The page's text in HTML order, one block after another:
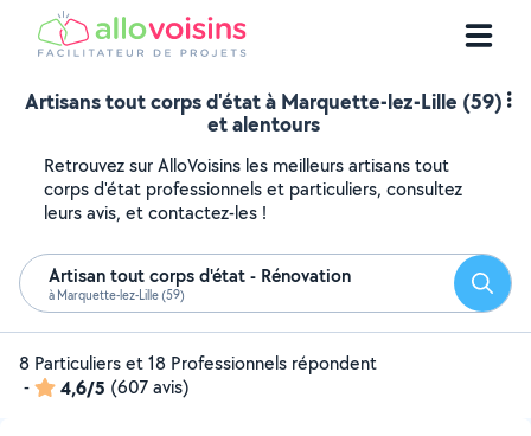
Artisans tout corps d'état à Marquette-lez-Lille (59)
et alentours
Retrouvez sur AlloVoisins les meilleurs artisans tout
corps d'état professionnels et particuliers, consultez
leurs avis, et contactez-les !
Artisan tout corps d'état - Rénovation
à Marquette-lez-Lille (59)
8 Particuliers et 18 Professionnels répondent
-
4,6/5 (607 avis)